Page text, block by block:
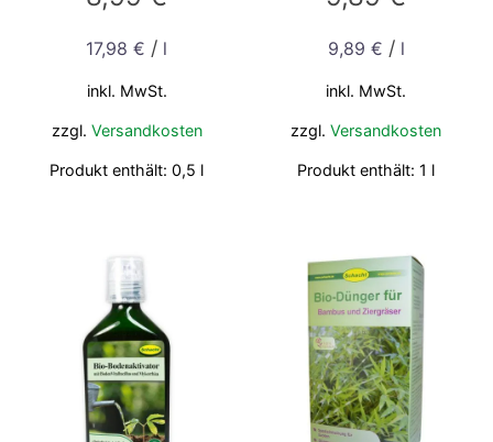
17,98€ / l
inkl. MwSt.
zzgl. Versandkosten
Produkt enthält: 0,5 l
9,89 € / l
inkl. MwSt.
zzgl.Versandkosten
Produkt enthält: 1 l